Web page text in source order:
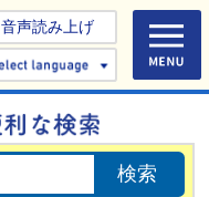
音声読み上げ
Select